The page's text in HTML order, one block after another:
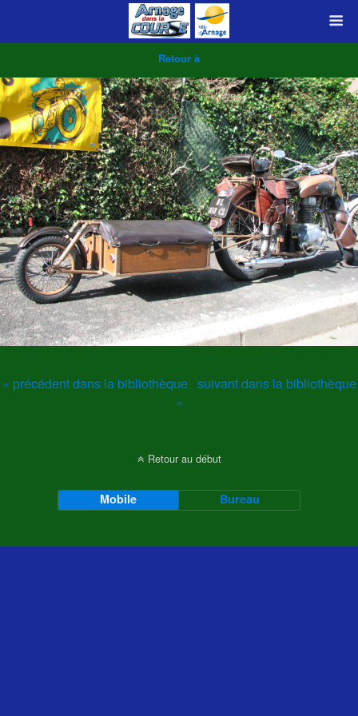
Retour à
« précédent dans la bibliothèque suivant dans la bibliothèque
»
Retour au début
Mobile Bureau